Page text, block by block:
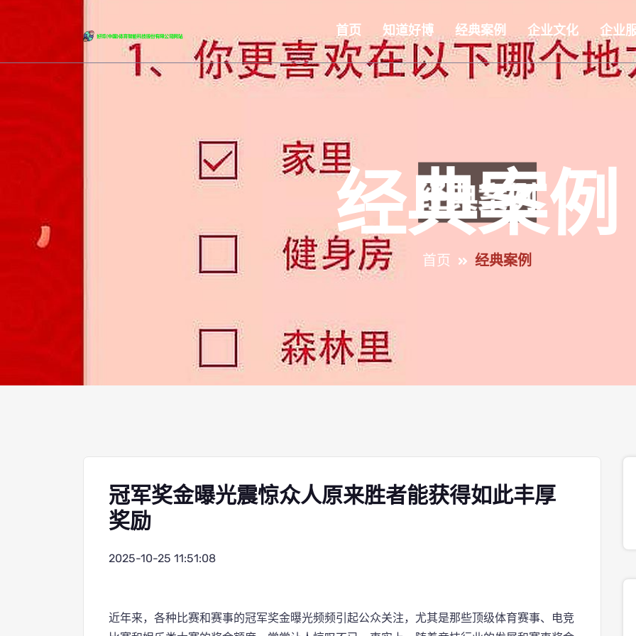
首页 知道好博 经典案例 企业文化 企业
经典案例
首页 经典案例
冠军奖金曝光震惊众人原来胜者能获得如此丰厚
奖励
2025-10-25 11:51:08
近年来，各种比赛和赛事的冠军奖金曝光频频引起公众关注，尤其是那些顶级体育赛事、电竞